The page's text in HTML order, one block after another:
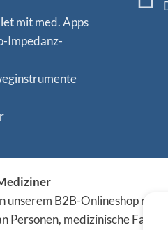
mit med. Apps
Impedanz-
unserem B2B-Onlineshop
Personen, medizinische